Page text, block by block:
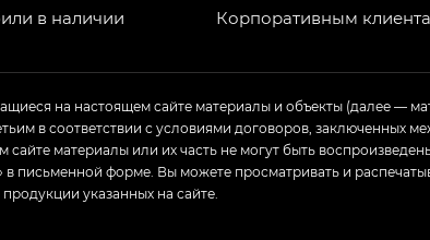
привод — GB 2WD, Джи Би Полный
Джи Эль с элементы экстерьера в
в наличии Корпоративным
на настоящем сайте материалы и объекты (далее —
в соответствии с условиями договоров,
материалы или их часть не могут быть
форме. Вы можете просматривать и
указанных на сайте.